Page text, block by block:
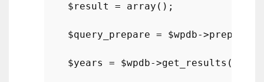
$result
= array ();
$query_prepare = $wpdb->prepare
$years = $wpdb->get_results (